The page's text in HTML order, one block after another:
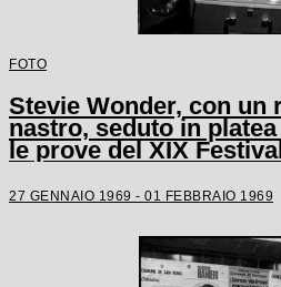
FOTO
Stevie Wonder, con un
nastro, seduto in
le prove del XIX
27 GENNAIO 1969 - 01 FEBBRAIO 1969